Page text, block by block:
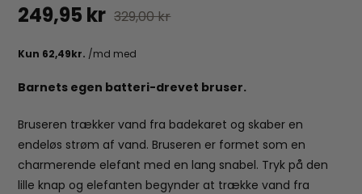
249,95 kr 329,00 kr
Barnets egen batteri-drevet bruser.
Bruseren trækker vand fra badekaret og skaber en
endeløs strøm af vand. Bruseren er formet som en
charmerende elefant med en lang snabel. Tryk på den
lille knap og elefanten begynder at trække vand fra